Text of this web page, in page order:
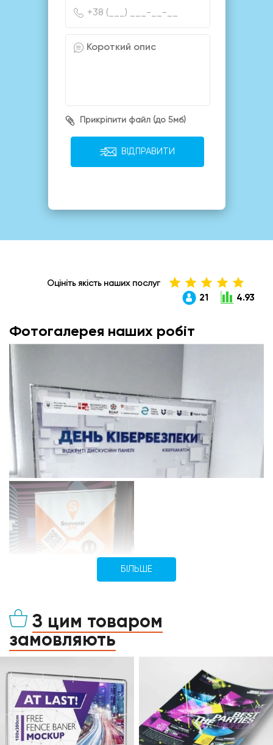
Прикріпити файл (до 5мб)
ВІДПРАВИТИ
Оцініть якість наших послуг
21 4.93
Фотогалерея наших робіт
БІЛЬШЕ
З цим товаром
замовляють